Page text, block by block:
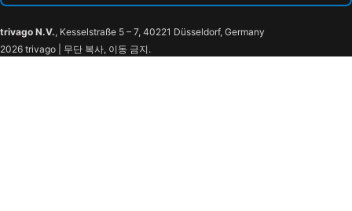
Yangon
8마일 호텔
Seoul Myanmar
서울 호텔 미얀마
trivago N.V., Kesselstraße 5 – 7, 40221 Düsseldorf, Germany
2026 trivago | 무단 복사, 이동 금지.